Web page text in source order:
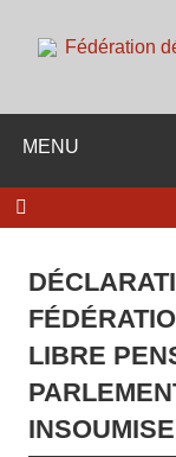
content
MENU
LIBRE
INSOUMISE